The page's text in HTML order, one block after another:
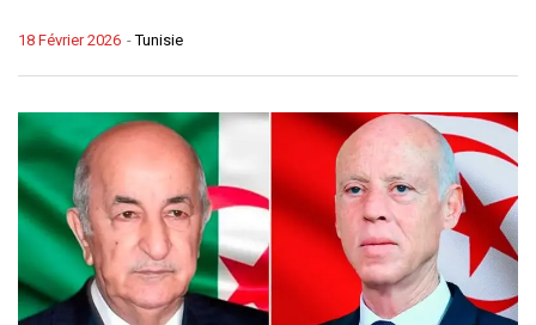
-Tunisie
18 Février 2026